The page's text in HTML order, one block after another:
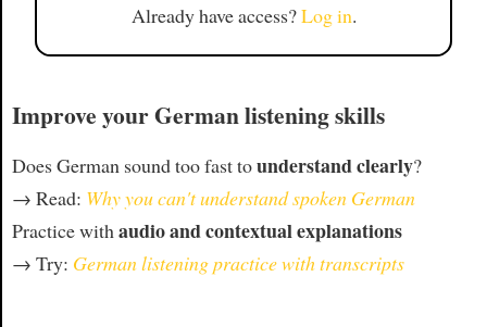
Already have access?Log in.
Improve your German listening skills
Does German sound too fast tounderstand clearly?
→ Read: Why you can't understand spoken German
Practice withaudio and contextual explanations
→ Try: German listening practice with transcripts